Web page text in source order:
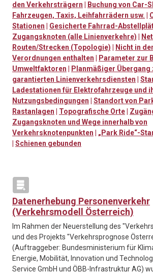
den Verkehrsträgern
Buchung von Car-
Fahrzeugen, Taxis, Leihfahrrädern usw.
Stationen
Gesicherte Fahrrad-
Zugangsknoten (alle Linienverkehre)
Routen/Strecken (Topologie)
Nicht in
Verordnungen enthalten
Parameter zur
Umweltfaktoren
Planmäßiger Übergang
garantierten Linienverkehrsdiensten
Ladestationen für Elektrofahrzeuge und
Nutzungsbedingungen
Standort von
Rastanlagen
Topografische Orte
Zugangsknoten und Wege innerhalb von
Verkehrsknotenpunkten
„Park Ride“-
Schienen gebunden
Datenerhebung Personenverkehr
(Verkehrsmodell Österreich)
Im Rahmen der Neuerstellung des
und des Projekts "Verkehrsprognose
(Auftraggeber: Bundesministerium für
Energie, Mobilität, Innovation und
Service GmbH und ÖBB-Infrastruktur AG)